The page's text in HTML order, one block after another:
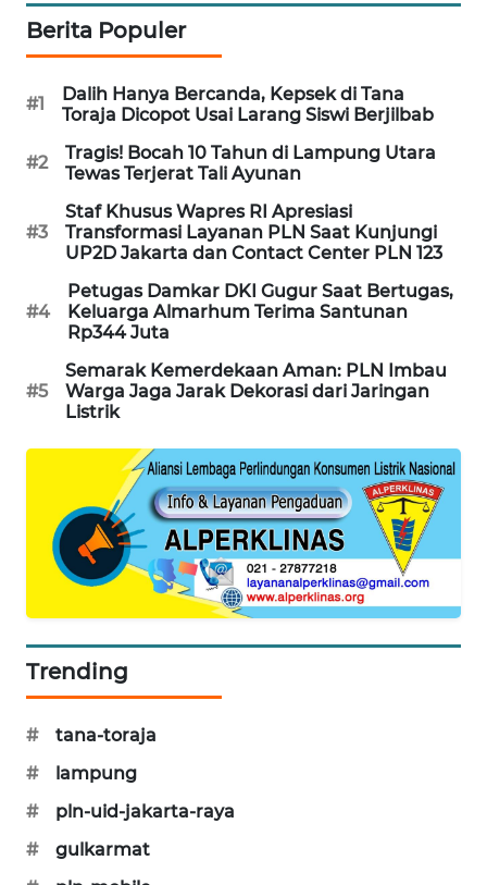
Berita Populer
#1
Dalih Hanya Bercanda, Kepsek di Tana
Toraja Dicopot Usai Larang Siswi Berjilbab
#2
Tragis! Bocah 10 Tahun di Lampung Utara
Tewas Terjerat Tali Ayunan
#3
Staf Khusus Wapres RI Apresiasi
Transformasi Layanan PLN Saat Kunjungi
UP2D Jakarta dan Contact Center PLN 123
#4
Petugas Damkar DKI Gugur Saat Bertugas,
Keluarga Almarhum Terima Santunan
Rp344 Juta
#5
Semarak Kemerdekaan Aman: PLN Imbau
Warga Jaga Jarak Dekorasi dari Jaringan
Listrik
Trending
#
tana-toraja
#
lampung
#
pln-uid-jakarta-raya
#
gulkarmat
METRO
SIANTAR
METRO
MEDAN
NEWS
METRO
JAKARTA
KRT
KARING
MARITIM
HUMBANG
NEWS
GARONGGANG
NEWS
FISUELRI
ENERGI